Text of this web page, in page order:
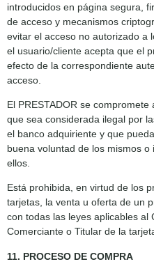
introducidos en página segura,
de acceso y mecanismos
evitar el acceso no autorizado a
el usuario/cliente acepta que el
efecto de la correspondiente
acceso.
El PRESTADOR se
que sea considerada ilegal por
el banco adquiriente y que
buena voluntad de los mismos
ellos.
Está prohibida, en virtud de los
tarjetas, la venta u oferta de un
con todas las leyes aplicables al
Comerciante o Titular de la
11. PROCESO DE COMPRA